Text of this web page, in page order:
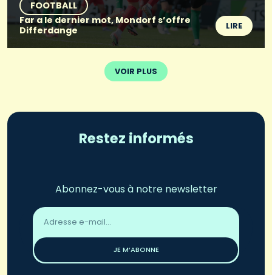
FOOTBALL
Far a le dernier mot, Mondorf s’offre
Differdange
LIRE
VOIR PLUS
Restez informés
Abonnez-vous à notre newsletter
Adresse
email
JE M’ABONNE